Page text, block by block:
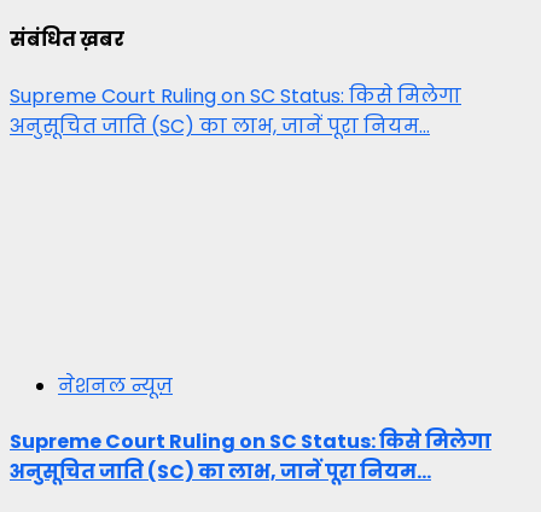
संबंधित ख़बर
Supreme Court Ruling on SC Status: किसे मिलेगा
अनुसूचित जाति (SC) का लाभ, जानें पूरा नियम…
नेशनल न्यूज़
Supreme Court Ruling on SC Status: किसे मिलेगा
अनुसूचित जाति (SC) का लाभ, जानें पूरा नियम…